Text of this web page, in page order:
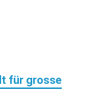
für grosse